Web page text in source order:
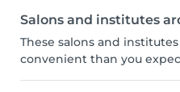
Salons and institutes
These salons and
convenient than you